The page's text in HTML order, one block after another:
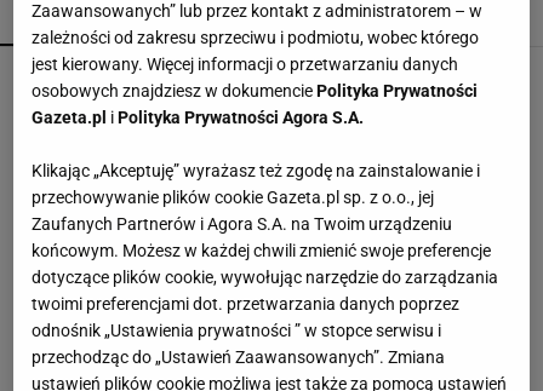
POPULARNE NAJNOWSZE
Kochały je nasze babcie. Garnki żeliwne są
niezastąpione w letniej i jesiennej kuchni
Vintage gramofony wracają do łask. Polacy na
nowo pokochali vinyle
Nie czekaj, aż będzie za późno. To może
oznaczać, że szkoła przestała służyć dziecku
MATERIAŁ PROMOCYJNY
Zaawansowanych” lub przez kontakt z administratorem – w
zależności od zakresu sprzeciwu i podmiotu, wobec którego
jest kierowany. Więcej informacji o przetwarzaniu danych
osobowych znajdziesz w dokumenciePolityka Prywatności
Gazeta.pl iPolityka Prywatności Agora S.A.
Klikając „Akceptuję” wyrażasz też zgodę na zainstalowanie i
przechowywanie plików cookie Gazeta.pl sp. z o.o., jej
Zaufanych Partnerów i Agora S.A. na Twoim urządzeniu
końcowym. Możesz w każdej chwili zmienić swoje preferencje
dotyczące plików cookie, wywołując narzędzie do zarządzania
twoimi preferencjami dot. przetwarzania danych poprzez
odnośnik „Ustawienia prywatności ” w stopce serwisu i
przechodząc do „Ustawień Zaawansowanych”. Zmiana
ustawień plików cookie możliwa jest także za pomocą ustawień